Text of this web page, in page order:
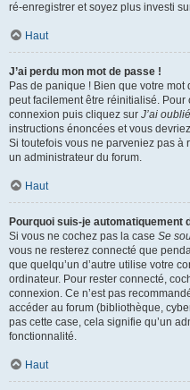
ré-enregistrer et soyez plus investi
Haut
J’ai perdu mon mot de passe !
Pas de panique ! Bien que votre
peut facilement être réinitialisé.
connexion puis cliquez sur J’ai
instructions énoncées et vous
Si toutefois vous ne parveniez pas à
un administrateur du forum.
Haut
Pourquoi suis-je automatiquement
Si vous ne cochez pas la case Se
vous ne resterez connecté que
que quelqu’un d’autre utilise votre
ordinateur. Pour rester connecté,
connexion. Ce n’est pas
accéder au forum (bibliothèque,
pas cette case, cela signifie qu’un
fonctionnalité.
Haut